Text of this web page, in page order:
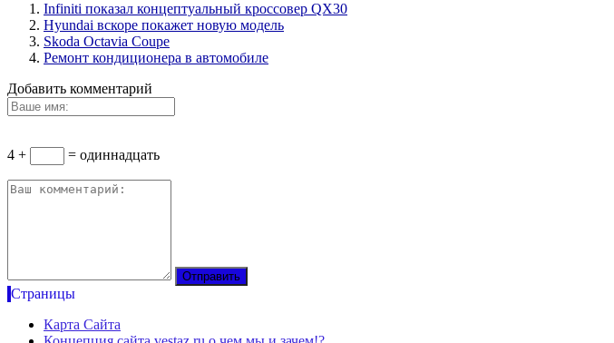
Infiniti показал концептуальный кроссовер QX30
Hyundai вскоре покажет новую модель
Skoda Octavia Coupe
Ремонт кондиционера в автомобиле
Добавить комментарий
4 + = одиннадцать
Страницы
Карта Сайта